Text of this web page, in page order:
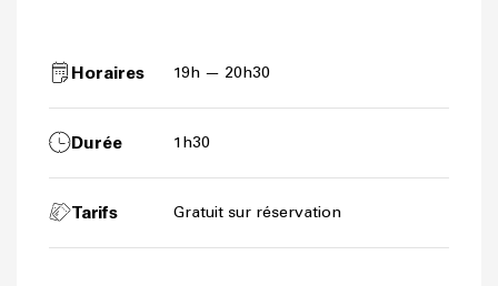
Horaires 19h — 20h30
Durée 1h30
Tarifs Gratuit sur réservation